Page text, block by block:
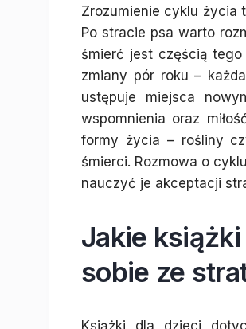
Zrozumienie cyklu życia
Po stracie psa warto
śmierć jest częścią
zmiany pór roku –
ustępuje miejsca
wspomnienia oraz
formy życia – rośliny
śmierci. Rozmowa o
nauczyć je akceptacji
Jakie
sobie ze
Książki dla dzieci